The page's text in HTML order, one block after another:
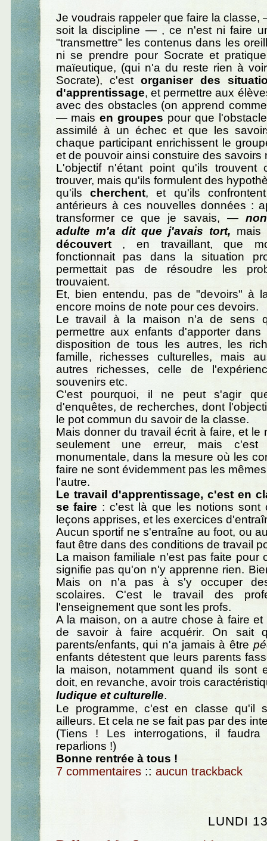
Je voudrais rappeler que faire la
soit la discipline — , ce n'est ni faire
"transmettre" les contenus dans les
ni se prendre pour Socrate et
maïeutique, (qui n'a du reste rien à
Socrate), c'est organiser des
d'apprentissage, et permettre aux
avec des obstacles (on apprend
— maisen groupes pour que
assimilé à un échec et que les
chaque participant enrichissent le
et de pouvoir ainsi constuire des savoirs
L'objectif n'étant point qu'ils
trouver, mais qu'ils formulent des
qu'ils cherchent, et qu'ils
antérieurs à ces nouvelles données :
transformer ce que je savais, —
adulte m'a dit que j'avais tort,
découvert, en travaillant, que
fonctionnait pas dans la situation
permettait pas de résoudre les
trouvaient.
Et, bien entendu, pas de "devoirs" à
encore moins de note pour ces devoirs.
Le travail à la maison n'a de sens
permettre aux enfants d'apporter
disposition de tous les autres, les
famille, richesses culturelles, mais
autres richesses, celle de
souvenirs etc.
C'est pourquoi, il ne peut s'agir
d'enquêtes, de recherches, dont
le pot commun du savoir de la classe.
Mais donner du travail écrit à faire, et le
seulement une erreur, mais c'est
monumentale, dans la mesure où les
faire ne sont évidemment pas les
l'autre.
Le travail d'apprentissage, c'est en
se faire : c'est là que les notions sont
leçons apprises, et les exercices
Aucun sportif ne s'entraîne au foot, ou
faut être dans des conditions de travail
La maison familiale n'est pas faite pour
signifie pas qu'on n'y apprenne rien.
Mais on n'a pas à s'y occuper des
scolaires. C'est le travail des
l'enseignement que sont les profs.
A la maison, on a autre chose à faire et
de savoir à faire acquérir. On sait
parents/enfants, qui n'a jamais à être
enfants détestent que leurs parents
la maison, notamment quand ils sont
doit, en revanche, avoir trois
ludique et culturelle.
Le programme, c'est en classe qu'il
ailleurs. Et cela ne se fait pas par des
(Tiens ! Les interrogations, il
reparlions !)
Bonne rentrée à tous !
7 commentaires :: aucun trackback
LUNDI